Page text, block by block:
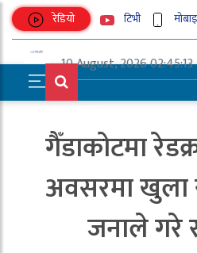
रेडियो टिभी
10 August, 2026 02:45:13
गैँडाकोटमा
अवसरमा खुला
जनाले गरे